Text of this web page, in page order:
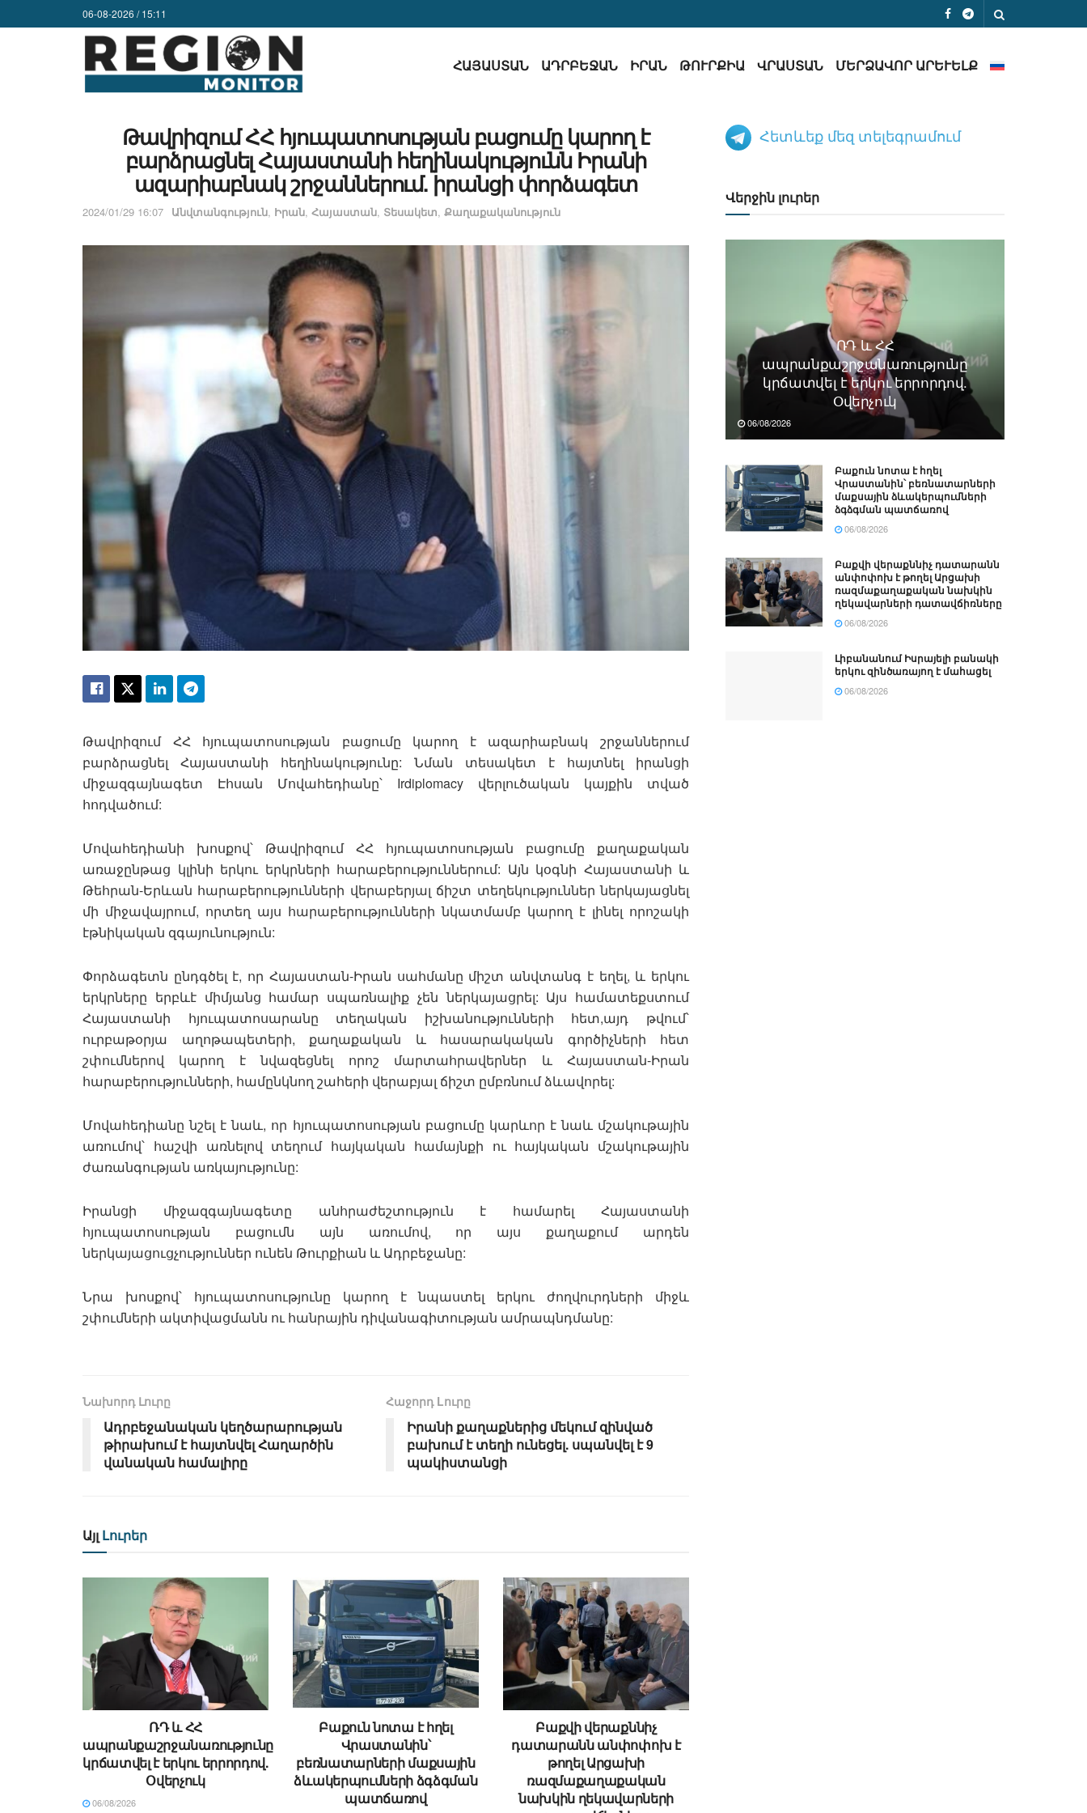
06-08-2026 / 15:11
ՀԱՅԱՍՏԱՆ ԱԴՐԲԵՋԱՆ ԻՐԱՆ ԹՈՒՐՔԻԱ ՎՐԱՍՏԱՆ ՄԵՐՁԱՎՈՐ ԱՐԵՒԵԼՔ
Թավրիզում ՀՀ հյուպատոսության բացումը կարող է
բարձրացնել Հայաստանի հեղինակությունն Իրանի
ազարիաբնակ շրջաններում. իրանցի փորձագետ
2024/01/29 16:07 Անվտանգություն, Իրան, Հայաստան, Տեսակետ, Քաղաքականություն
Թավրիզում ՀՀ հյուպատոսության բացումը կարող է ազարիաբնակ շրջաններում
բարձրացնել Հայաստանի հեղինակությունը: Նման տեսակետ է հայտնել իրանցի
միջազգայնագետ Էհսան Մովահեդիանը՝ Irdiplomacy վերլուծական կայքին տված
հոդվածում:
Մովահեդիանի խոսքով՝ Թավրիզում ՀՀ հյուպատոսության բացումը քաղաքական
առաջընթաց կլինի երկու երկրների հարաբերություններում: Այն կօգնի Հայաստանի և
Թեհրան-Երևան հարաբերությունների վերաբերյալ ճիշտ տեղեկություններ ներկայացնել
մի միջավայրում, որտեղ այս հարաբերությունների նկատմամբ կարող է լինել որոշակի
էթնիկական զգայունություն:
Փորձագետն ընդգծել է, որ Հայաստան-Իրան սահմանը միշտ անվտանգ է եղել, և երկու
երկրները երբևէ միմյանց համար սպառնալիք չեն ներկայացրել: Այս համատեքստում
Հայաստանի հյուպատոսարանը տեղական իշխանությունների հետ,այդ թվում՝
ուրբաթօրյա աղոթապետերի, քաղաքական և հասարակական գործիչների հետ
շփումներով կարող է նվազեցնել որոշ մարտահրավերներ և Հայաստան-Իրան
հարաբերությունների, համընկնող շահերի վերաբյալ ճիշտ ըմբռնում ձևավորել:
Մովահեդիանը նշել է նաև, որ հյուպատոսության բացումը կարևոր է նաև մշակութային
առումով՝ հաշվի առնելով տեղում հայկական համայնքի ու հայկական մշակութային
ժառանգության առկայությունը:
Իրանցի միջազգայնագետը անհրաժեշտություն է համարել Հայաստանի
հյուպատոսության բացումն այն առումով, որ այս քաղաքում արդեն
ներկայացուցչություններ ունեն Թուրքիան և Ադրբեջանը:
Նրա խոսքով՝ հյուպատոսությունը կարող է նպաստել երկու ժողվուրդների միջև
շփումների ակտիվացմանն ու հանրային դիվանագիտության ամրապնդմանը:
Նախորդ Լուրը
Ադրբեջանական կեղծարարության
թիրախում է հայտնվել Հաղարծին
վանական համալիրը
Հաջորդ Lուրը
Իրանի քաղաքներից մեկում զինված
բախում է տեղի ունեցել. սպանվել է 9
պակիստանցի
Այլ Լուրեր
ՌԴ և ՀՀ
ապրանքաշրջանառությունը
կրճատվել է երկու երրորդով.
Օվերչուկ
06/08/2026
Բաքուն նոտա է հղել
Վրաստանին՝
բեռնատարների մաքսային
ձևակերպումների ձգձգման
պատճառով
Բաքվի վերաքննիչ
դատարանն անփոփոխ է
թողել Արցախի
ռազմաքաղաքական
նախկին ղեկավարների
Հետևեք մեզ տելեգրամում
Վերջին լուրեր
ՌԴ և ՀՀ
ապրանքաշրջանառությունը
կրճատվել է երկու երրորդով.
Օվերչուկ
06/08/2026
Բաքուն նոտա է հղել
Վրաստանին՝ բեռնատարների
մաքսային ձևակերպումների
ձգձգման պատճառով
06/08/2026
Բաքվի վերաքննիչ դատարանն
անփոփոխ է թողել Արցախի
ռազմաքաղաքական նախկին
ղեկավարների դատավճիռները
06/08/2026
Լիբանանում Իսրայելի բանակի
երկու զինծառայող է մահացել
06/08/2026